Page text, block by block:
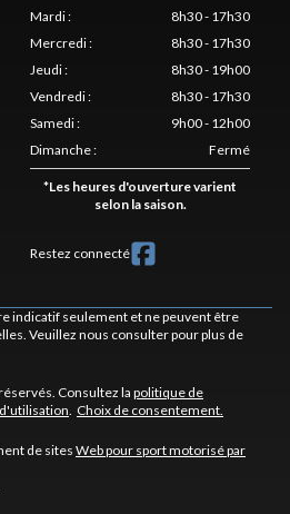
Mardi:
8h30 - 17h30
Mercredi:
8h30 - 17h30
Jeudi:
8h30 - 19h00
Vendredi:
8h30 - 17h30
Samedi:
9h00 - 12h00
Dimanche: Fermé
*Les heures d'ouverture varient
selon la saison.
Restez connecté
indicatif seulement et ne peuvent être
Veuillez nous consulter pour plus de
Consultez la politique de
. Choix de consentement.
de sitesWeb pour sport motorisé par